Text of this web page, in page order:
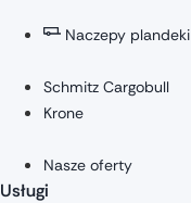
Naczepy plandeki
Schmitz Cargobull
Krone
Nasze oferty
Usługi